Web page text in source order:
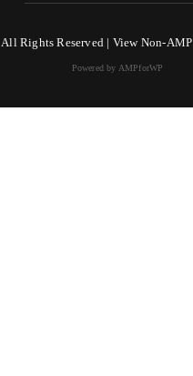
All Rights Reserved | View Non-
Powered by AMPforWP